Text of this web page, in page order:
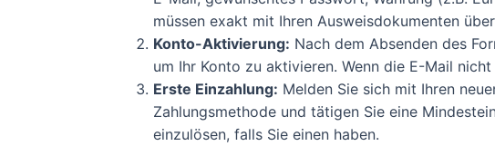
müssen exakt mit Ihren Ausweisdokumenten
Konto-Aktivierung: Nach dem Absenden des
um Ihr Konto zu aktivieren. Wenn die E-Mail
Erste Einzahlung: Melden Sie sich mit Ihren
Zahlungsmethode und tätigen Sie eine
einzulösen, falls Sie einen haben.